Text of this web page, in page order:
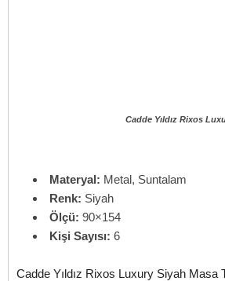
Cadde Yıldız Rixos
Materyal: Metal, Suntalam
Renk: Siyah
Ölçü: 90×154
Kişi Sayısı: 6
Cadde Yıldız Rixos Luxury Siyah Masa